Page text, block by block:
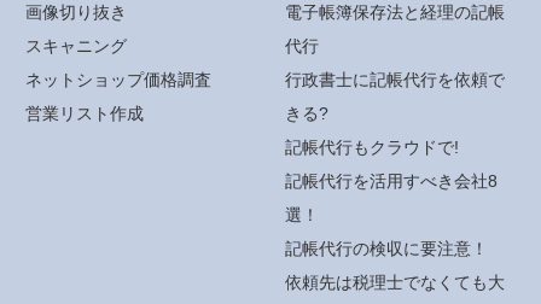
画像切り抜き
スキャニング
ネットショップ価格調査
営業リスト作成
電子帳簿保存法と経理の記帳
代行
行政書士に記帳代行を依頼で
きる?
記帳代行もクラウドで!
記帳代行を活用すべき会社8
選！
記帳代行の検収に要注意！
依頼先は税理士でなくても大